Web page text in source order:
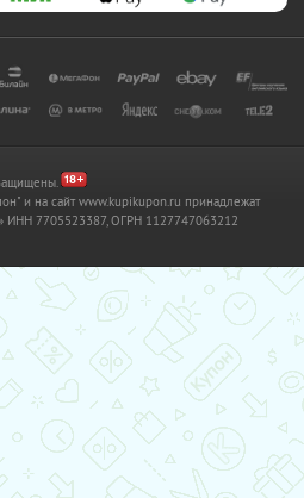
и на сайт www.kupikupon.ru принадлежат
ИНН 7705523387, ОГРН 1127747063212